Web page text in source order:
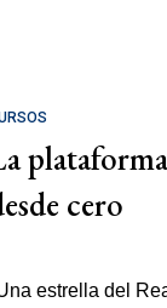
cero